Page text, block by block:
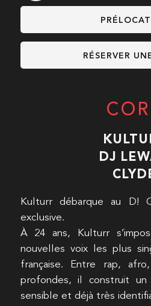
RÉSERVER
DJ
Kulturr débarque au D!
exclusive.
À 24 ans, Kulturr
nouvelles voix les plus
française. Entre rap,
profondes, il construit un
sensible et déjà très